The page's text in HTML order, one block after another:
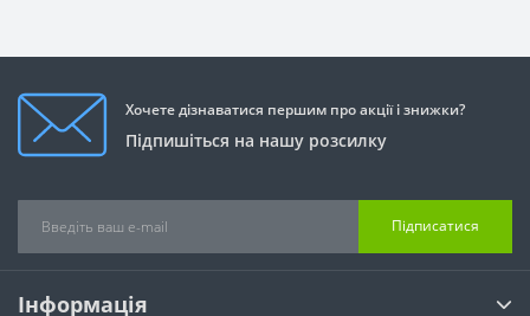
Хочете дізнаватися першим про акції і знижки?
Підпишіться на нашу розсилку
Підписатися
Інформація